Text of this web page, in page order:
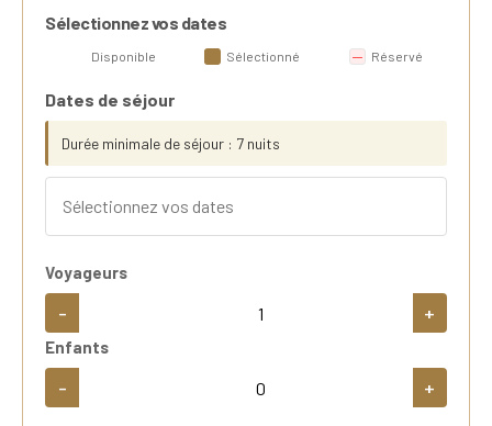
Sélectionnez vos dates
Disponible Sélectionné Réservé
Dates de séjour
Durée minimale de séjour : 7 nuits
Voyageurs
- +
Enfants
- +